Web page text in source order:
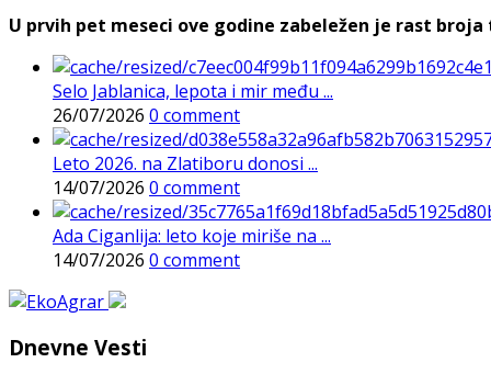
U prvih pet meseci ove godine zabeležen je rast
Selo Jablanica, lepota i mir među ...
26/07/2026 0 comment
Leto 2026. na Zlatiboru donosi ...
14/07/2026 0 comment
Ada Ciganlija: leto koje miriše na ...
14/07/2026 0 comment
Dnevne Vesti